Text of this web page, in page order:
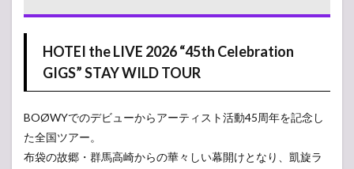
スト
1.1
HOTEI the
“45th
Celebration
WILD TOUR
HOTEI the LIVE 2026 “45th Celebration
GIGS” STAY WILD TOUR
BOØWYでのデビューからアーティスト活動45周年を記念し
た全国ツアー。
布袋の故郷・群馬高崎からの華々しい幕開けとなり、凱旋ラ